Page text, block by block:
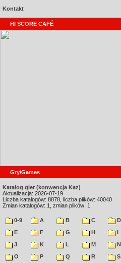
Kontakt
HI SCORE CAFÉ
Gry/Games
Katalog gier (konwencja Kaz)
Aktualizacja: 2026-07-19
Liczba katalogów: 8878, liczba plików: 40040
Zmian katalogów: 1, zmian plików: 1
0-9 A B C
D
E
F G H
I
J
K L M
N
O
P Q R
S